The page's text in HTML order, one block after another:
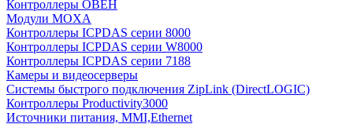
Контроллеры ОВЕН
Модули MOXA
Контроллеры ICPDAS серии 8000
Контроллеры ICPDAS серии W8000
Контроллеры ICPDAS серии 7188
Камеры и видеосерверы
Системы быстрого подключения ZipLink (DirectLOGIC)
Контроллеры Productivity3000
Источники питания, MMI,Ethernet